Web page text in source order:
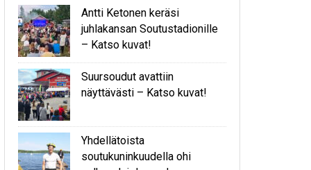
Antti Ketonen keräsi
juhlakansan Soutustadionille
– Katso kuvat!
Suursoudut avattiin
näyttävästi – Katso kuvat!
Yhdellätoista
soutukuninkuudella ohi